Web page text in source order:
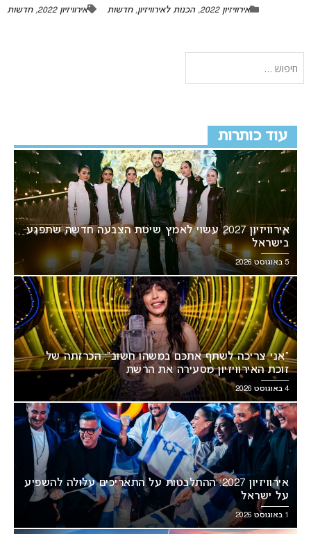
אירוויזיון 2022 ,הכנות לאירוויזיון,חדשות אירוויזיון 2022 ,חדשות
עוד כותרות
אירוויזיון 2027 עשוי לאמץ שיטת הצבעה חדשה שתפגע
בישראל
5 באוגוסט 2026
“אני צריכה לשתף אתכם במשהו חשוב”: הכרזתה של
זוכת האירוויזיון מסעירה את הרשת
4 באוגוסט 2026
אירוויזיון 2027: ההתלבטות על התאריכים עלולה להשפיע
על ישראל
1 באוגוסט 2026